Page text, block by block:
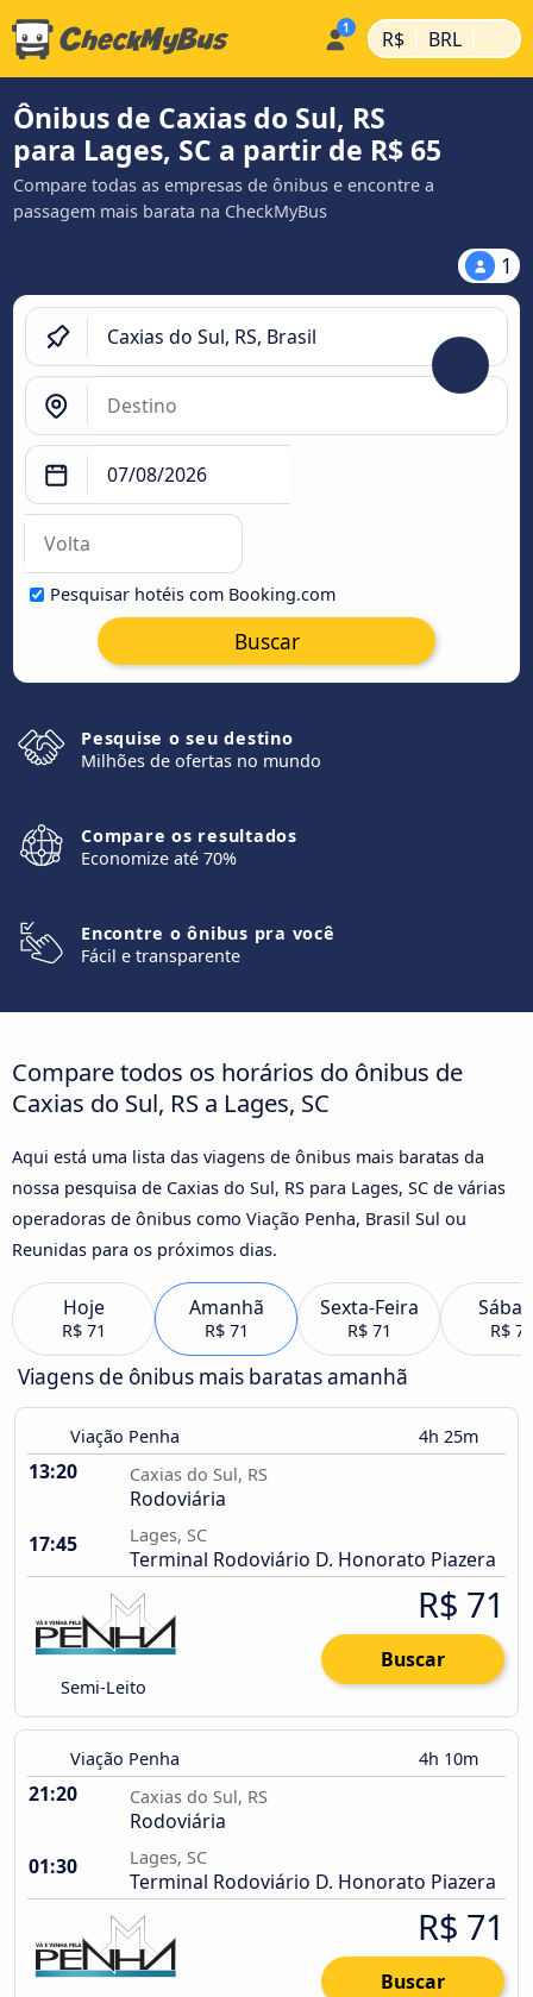
R$ | BRL |
Ônibus de Caxias do Sul, RS
para Lages, SC a partir de R$ 65
Compare todas as empresas de ônibus e encontre a
passagem mais barata na CheckMyBus
1
Pesquisar hotéis com Booking.com
Buscar
Pesquise o seu destino
Milhões de ofertas no mundo
Compare os resultados
Economize até 70%
Encontre o ônibus pra você
Fácil e transparente
Compare todos os horários do ônibus de
Caxias do Sul, RS a Lages, SC
Aqui está uma lista das viagens de ônibus mais baratas da
nossa pesquisa de Caxias do Sul, RS para Lages, SC de várias
operadoras de ônibus como Viação Penha, Brasil Sul ou
Reunidas para os próximos dias.
Hoje
R$ 71
Amanhã
R$ 71
Sexta-Feira
R$ 71 R$ 71
Viagens de ônibus mais baratas amanhã
Viação Penha 4h 25m
13:20 Caxias do Sul, RS
Rodoviária
17:45
Lages, SC
Terminal Rodoviário D. Honorato Piazera
Semi-Leito
R$ 71
Buscar
Viação Penha 4h 10m
21:20 Caxias do Sul, RS
Rodoviária
01:30
Lages, SC
Terminal Rodoviário D. Honorato Piazera
R$ 71
Buscar